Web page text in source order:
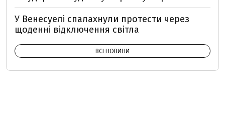
У Венесуелі спалахнули протести через
щоденні відключення світла
ВСІ НОВИНИ